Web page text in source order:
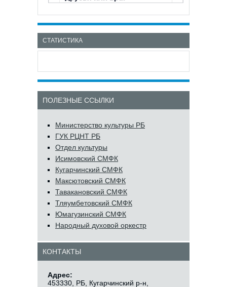
СТАТИСТИКА
ПОЛЕЗНЫЕ ССЫЛКИ
Министерство культуры РБ
ГУК РЦНТ РБ
Отдел культуры
Исимовский СМФК
Кугарчинский СМФК
Максютовский СМФК
Тавакановский СМФК
Тляумбетовский СМФК
Юмагузинский СМФК
Народный духовой оркестр
КОНТАКТЫ
Адрес:
453330, РБ, Кугарчинский р-н,